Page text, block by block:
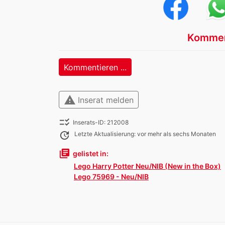
Kommentieren ...
warning Inserat melden
checklist_rtl Inserats-ID: 212008
update Letzte Aktualisierung: vor mehr als sechs Monaten
library_books gelistet in:
Lego Harry Potter Neu/NIB (New in the Box)
Lego 75969 - Neu/NIB